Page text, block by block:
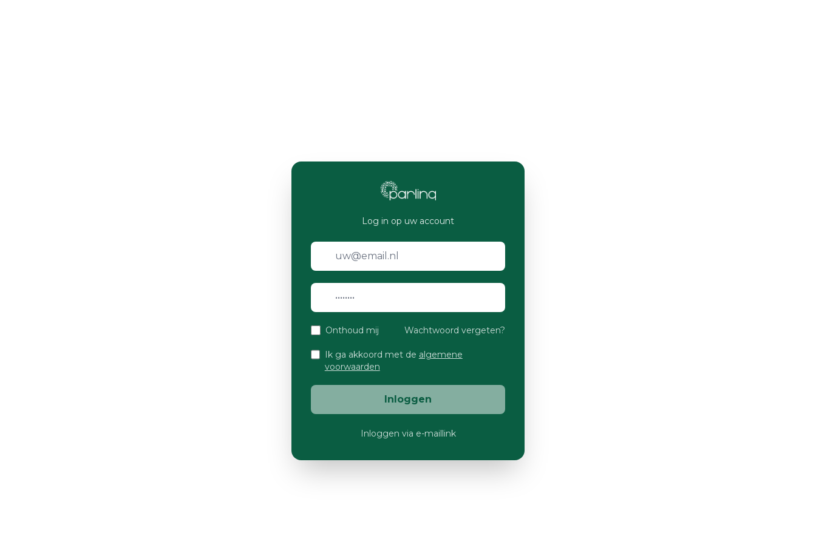
Log in op uw account
Onthoud mij Wachtwoord vergeten?
Ik ga akkoord met de algemene
voorwaarden
Inloggen
Inloggen via e-maillink